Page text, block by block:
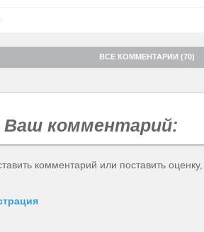
ВСЕ КОММЕНТАРИИ (70)
комментарий:
комментарий или поставить